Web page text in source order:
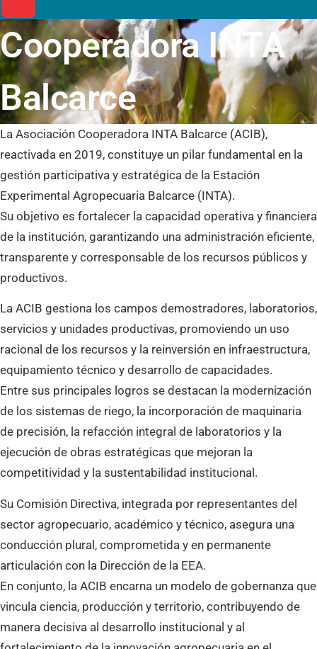
Cooperadora INTA
Balcarce
La Asociación Cooperadora INTA Balcarce (ACIB),
reactivada en 2019, constituye un pilar fundamental en la
gestión participativa y estratégica de la Estación
Experimental Agropecuaria Balcarce (INTA).
Su objetivo es fortalecer la capacidad operativa y financiera
de la institución, garantizando una administración eficiente,
transparente y corresponsable de los recursos públicos y
productivos.
La ACIB gestiona los campos demostradores, laboratorios,
servicios y unidades productivas, promoviendo un uso
racional de los recursos y la reinversión en infraestructura,
equipamiento técnico y desarrollo de capacidades.
Entre sus principales logros se destacan la modernización
de los sistemas de riego, la incorporación de maquinaria
de precisión, la refacción integral de laboratorios y la
ejecución de obras estratégicas que mejoran la
competitividad y la sustentabilidad institucional.
Su Comisión Directiva, integrada por representantes del
sector agropecuario, académico y técnico, asegura una
conducción plural, comprometida y en permanente
articulación con la Dirección de la EEA.
En conjunto, la ACIB encarna un modelo de gobernanza que
vincula ciencia, producción y territorio, contribuyendo de
manera decisiva al desarrollo institucional y al